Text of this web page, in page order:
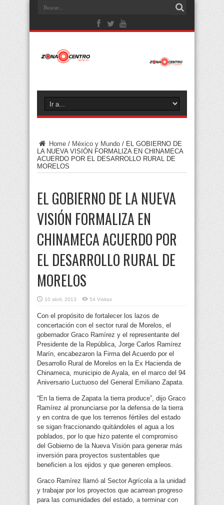
Home / México y Mundo / EL GOBIERNO DE
LA NUEVA VISIÓN FORMALIZA EN CHINAMECA
ACUERDO POR EL DESARROLLO RURAL DE
MORELOS
EL GOBIERNO DE LA NUEVA
VISIÓN FORMALIZA EN
CHINAMECA ACUERDO POR
EL DESARROLLO RURAL DE
MORELOS
10 abril, 2013 54 Visitas
Con el propósito de fortalecer los lazos de
concertación con el sector rural de Morelos, el
gobernador Graco Ramírez y el representante del
Presidente de la República, Jorge Carlos Ramírez
Marín, encabezaron la Firma del Acuerdo por el
Desarrollo Rural de Morelos en la Ex Hacienda de
Chinameca, municipio de Ayala, en el marco del 94
Aniversario Luctuoso del General Emiliano Zapata.
“En la tierra de Zapata la tierra produce”, dijo Graco
Ramírez al pronunciarse por la defensa de la tierra
y en contra de que los terrenos fértiles del estado
se sigan fraccionando quitándoles el agua a los
poblados, por lo que hizo patente el compromiso
del Gobierno de la Nueva Visión para generar más
inversión para proyectos sustentables que
beneficien a los ejidos y que generen empleos.
Graco Ramírez llamó al Sector Agrícola a la unidad
y trabajar por los proyectos que acarrean progreso
para las comunidades del estado, a terminar con